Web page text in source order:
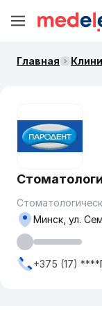
Главная
Минск, ул.
+375 (17) ****